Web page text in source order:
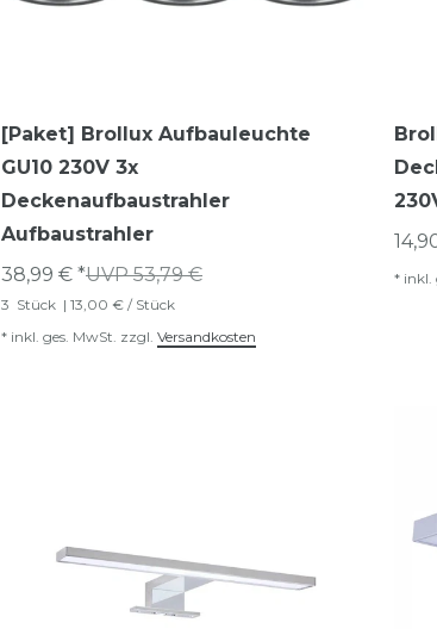
[Paket] Brollux Aufbauleuchte
GU10 230V 3x
Deckenaufbaustrahler
Aufbaustrahler
UVP 53,79 €
38,99 € *
3 Stück | 13,00 € / Stück
* inkl. ges. MwSt. zzgl. Versandkosten
* inkl.